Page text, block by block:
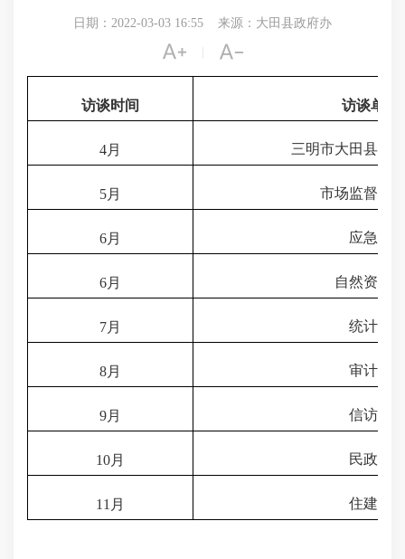
日期：2022-03-03 16:55 来源：大田县政府办
 
访谈时间 访谈单位
4月 三明市大田县生
5月 市场监督管
6月 应急局
6月 自然资源
7月 统计局
8月 审计局
9月 信访局
10月 民政局
11 月 住建局